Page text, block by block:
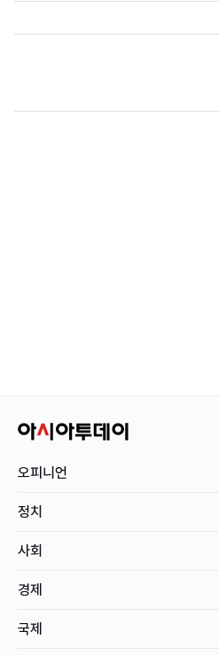
오피니언
정치
사회
경제
국제